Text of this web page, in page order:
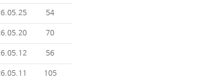
54
70
56
105